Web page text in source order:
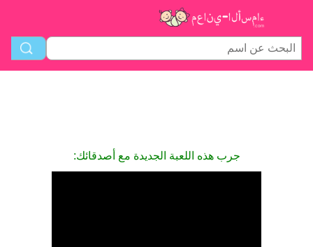
جرب هذه اللعبة الجديدة مع أصدقائك: